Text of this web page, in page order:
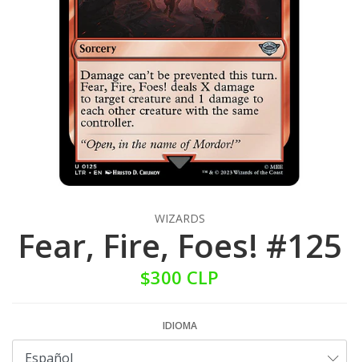
WIZARDS
Fear, Fire, Foes! #125
$300 CLP
IDIOMA